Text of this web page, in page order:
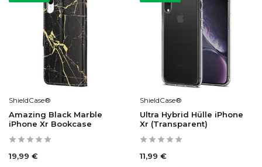
ShieldCase®
Amazing Black Marble
iPhone Xr Bookcase
19,99 €
ShieldCase®
Ultra Hybrid Hülle iPhone
Xr (Transparent)
11,99 €